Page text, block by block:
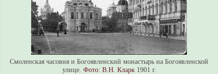
Смоленская часовня и Богоявленский монастырь на Богоявленской
улице. Фото: В.Н. Кларк1901 г.